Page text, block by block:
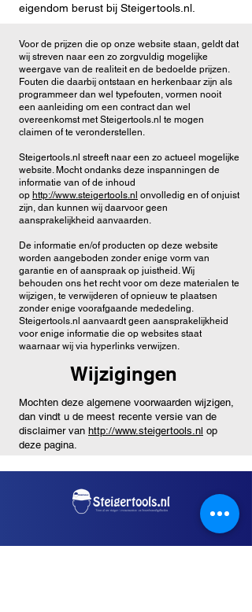
eigendom berust bij Steigertools.nl.
Voor de prijzen die op onze website staan, geldt dat
wij streven naar een zo zorgvuldig mogelijke
weergave van de realiteit en de bedoelde prijzen.
Fouten die daarbij ontstaan en herkenbaar zijn als
programmeer dan wel typefouten, vormen nooit
een aanleiding om een contract dan wel
overeenkomst met Steigertools.nl te mogen
claimen of te veronderstellen.
Steigertools.nl streeft naar een zo actueel mogelijke
website. Mocht ondanks deze inspanningen de
informatie van of de inhoud
op http://www.steigertools.nl onvolledig en of onjuist
zijn, dan kunnen wij daarvoor geen
aansprakelijkheid aanvaarden.
De informatie en/of producten op deze website
worden aangeboden zonder enige vorm van
garantie en of aanspraak op juistheid. Wij
behouden ons het recht voor om deze materialen te
wijzigen, te verwijderen of opnieuw te plaatsen
zonder enige voorafgaande mededeling.
Steigertools.nl aanvaardt geen aansprakelijkheid
voor enige informatie die op websites staat
waarnaar wij via hyperlinks verwijzen.
Wijzigingen
Mochten deze algemene voorwaarden wijzigen,
dan vindt u de meest recente versie van de
disclaimer van http://www.steigertools.nl op
deze pagina.